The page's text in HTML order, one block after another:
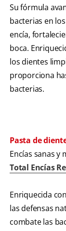
Su fórmula
bacterias en
encía,
boca.
los dientes
proporciona
bacterias.
Pasta de
Encías sanas y
Total Encías
Enriquecida
las defensas
combate las